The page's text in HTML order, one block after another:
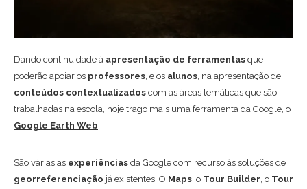
Dando continuidade à apresentação de ferramentas que
poderão apoiar os professores , e os alunos , na apresentação de
conteúdos contextualizados com as áreas temáticas que são
trabalhadas na escola, hoje trago mais uma ferramenta da Google, o
Google Earth Web
São várias as experiências da Google com recurso às soluções de
georreferenciação já existentes. O Maps , o Tour Builder , o Tour